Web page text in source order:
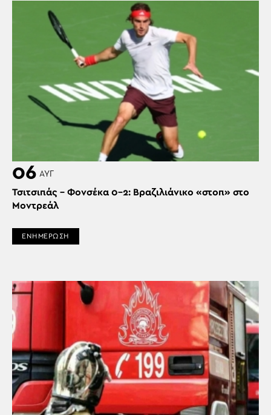
06 ΑΥΓ
Τσιτσιπάς – Φονσέκα 0-2: Βραζιλιάνικο «στοπ» στο
Μοντρεάλ
ΕΝΗΜΕΡΩΣΗ